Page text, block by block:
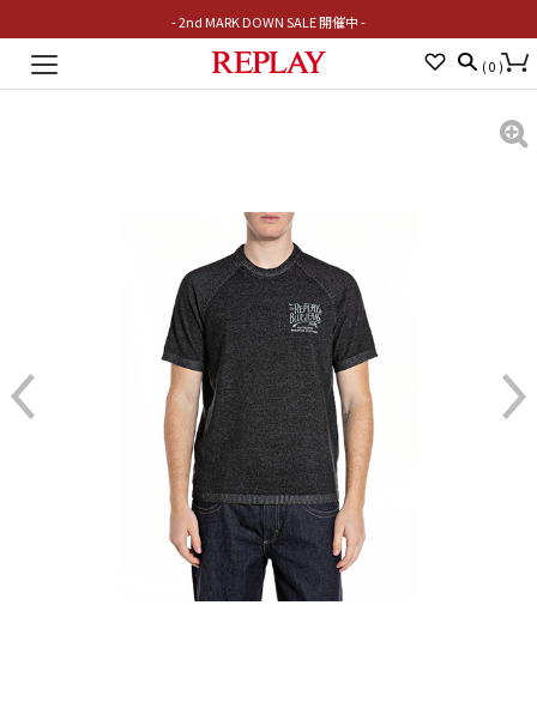
- 2nd MARK DOWN SALE 開催中 -
Toggle
( 0 )